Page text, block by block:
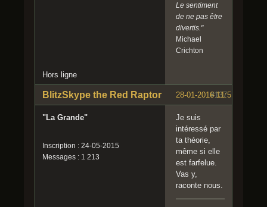
Le sentiment
de ne pas être
divertis."
Michael
Crichton
Hors ligne
#137
28-01-2016 11:51:26
BlitzSkype the Red Raptor
"La Grande"
Inscription : 24-05-2015
Messages : 1 213
Je suis
intéressé par
ta théorie,
même si elle
est farfelue.
Vas y,
raconte nous.